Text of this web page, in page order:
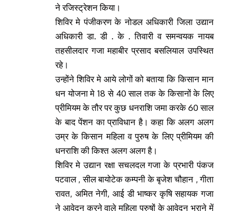
ने रजिस्ट्रेशन किया।
शिविर मे पंजीकरण के नोडल अधिकारी जिला उद्यान
अधिकारी डा. डी . के . तिवारी व समन्वयक नायब
तहसीलदार गजा महाबीर प्रसाद बसलियाल उपस्थित
रहे।
उन्होंने शिविर मे आये लोगों को बताया कि किसान मान
धन योजना मे 18 से 40 साल तक के किसानों के लिए
प्रीमियम के तौर पर कुछ धनराशि जमा करके 60 साल
के बाद पेंशन का प्राविधान है। कहा कि अलग अलग
उम्र के किसान महिला व पुरुष के लिए प्रीमियम की
धनराशि की किश्त अलग अलग है।
शिविर मे उद्यान रक्षा सचलदल गजा के प्रभारी पंकज
पटवाल , सील बायोटेक कम्पनी के बृजेश चौहान , गीता
रावत, अमित नेगी, आई डी भाष्कर कृषि सहायक गजा
ने आवेदन करने वाले महिला पुरुषों के आवेदन भराने में